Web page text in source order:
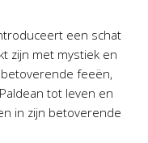
een schat
zijn met mystiek en
feeën,
tot leven en
in zijn betoverende